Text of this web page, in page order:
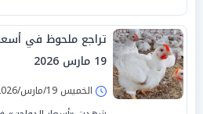
تراجع ملحوظ في
19 مارس 2026
الخميس 19/مارس/2026 - 08:30 ص